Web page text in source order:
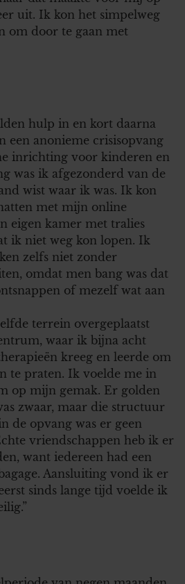
uit. Ik kon het simpelweg
om door te gaan met
hulp in en kort daarna
een anonieme crisisopvang
inrichting voor kinderen en
was ik afgezonderd van de
wist waar ik was. Ik kon
met mijn online
eigen kamer met tralies
ik niet weg kon lopen. Ik
zelfs niet zonder
omdat men bang was dat
of mezelf wat aan
terrein overgeplaatst
waar ik bijna acht
kreeg en leerde om
te praten. Ik voelde me in
op mijn gemak. Er golden
zwaar, maar die structuur
de opvang was er geen
vriendschappen heb ik er
want iedereen had een
Aansluiting vond ik er
sinds lange tijd voelde ik